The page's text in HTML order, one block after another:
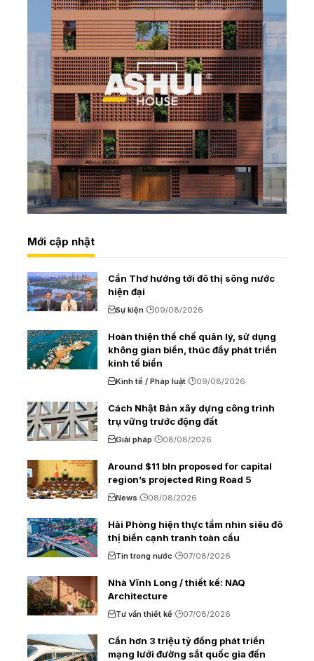
Mới cập nhật
Cần Thơ hướng tới đô thị sông nước
hiện đại
Sự kiện 09/08/2026
Hoàn thiện thể chế quản lý, sử dụng
không gian biển, thúc đẩy phát triển
kinh tế biển
Kinh tế / Pháp luật 09/08/2026
Cách Nhật Bản xây dựng công trình
trụ vững trước động đất
Giải pháp 08/08/2026
Around $11 bln proposed for capital
region’s projected Ring Road 5
News 08/08/2026
Hải Phòng hiện thực tầm nhìn siêu đô
thị biển cạnh tranh toàn cầu
Tin trong nước 07/08/2026
Nhà Vĩnh Long / thiết kế: NAQ
Architecture
Tư vấn thiết kế 07/08/2026
Cần hơn 3 triệu tỷ đồng phát triển
mạng lưới đường sắt quốc gia đến